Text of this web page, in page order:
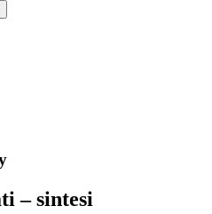
– sintesi